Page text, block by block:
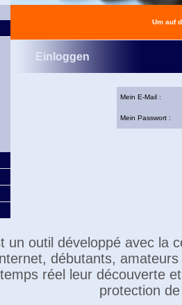
Um auf
Einloggen
Mein E-Mail :
Mein Passwort :
un outil développé avec la
débutants,
réel leur découverte
protection